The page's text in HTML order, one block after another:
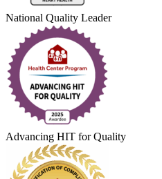
National Quality Leader
Advancing HIT for Quality